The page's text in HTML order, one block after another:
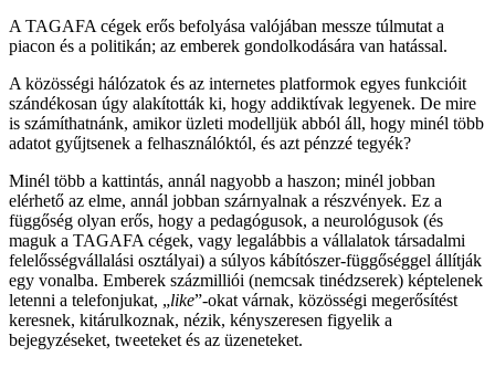
A TAGAFA cégek erős befolyása valójában messze túlmutat a
piacon és a politikán; az emberek gondolkodására van hatással.
A közösségi hálózatok és az internetes platformok egyes funkcióit
szándékosan úgy alakították ki, hogy addiktívak legyenek. De mire
is számíthatnánk, amikor üzleti modelljük abból áll, hogy minél több
adatot gyűjtsenek a felhasználóktól, és azt pénzzé tegyék?
Minél több a kattintás, annál nagyobb a haszon; minél jobban
elérhető az elme, annál jobban szárnyalnak a részvények. Ez a
függőség olyan erős, hogy a pedagógusok, a neurológusok (és
maguk a TAGAFA cégek, vagy legalábbis a vállalatok társadalmi
felelősségvállalási osztályai) a súlyos kábítószer-függőséggel állítják
egy vonalba. Emberek százmilliói (nemcsak tinédzserek) képtelenek
letenni a telefonjukat, „like”-okat várnak, közösségi megerősítést
keresnek, kitárulkoznak, nézik, kényszeresen figyelik a
bejegyzéseket, tweeteket és az üzeneteket.